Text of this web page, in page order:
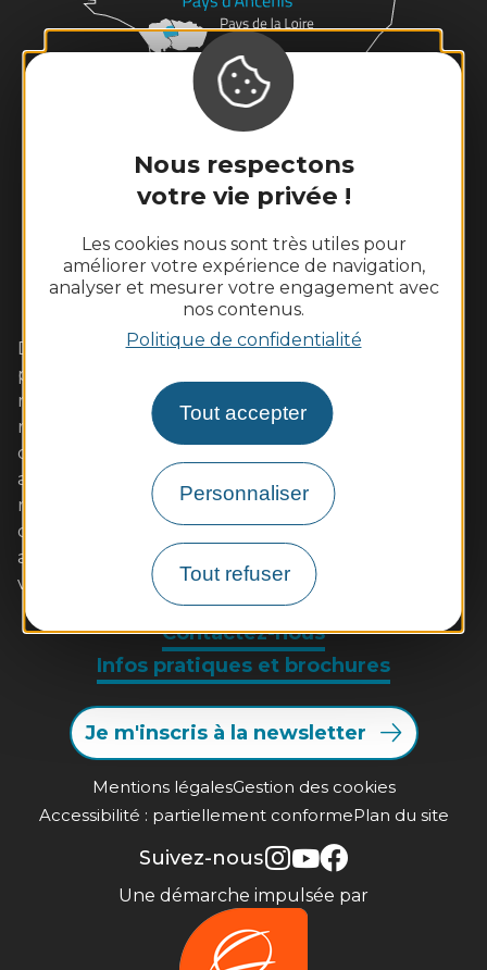
Nous respectons
votre vie privée !
Les cookies nous sont très utiles pour
améliorer votre expérience de navigation,
analyser et mesurer votre engagement avec
nos contenus.
Politique de confidentialité
Tout accepter
Personnaliser
Tout refuser
Dans cet écrin de Loire sauvage aux coteaux
plantés de vignes, vivez pleinement un week-end
romantique avec votre amoureux. Les familles s'y
retrouveront également avec plaisir autour
d'activités de pleine nature ou des visites adaptées
aux enfants. Les gourmands tout autant dans nos
restaurants de qualité aux saveurs locales (poulet
d'Ancenis, poisson de Loire, beurre blanc...)
accompagnées de vins AOC. Muscadet et malvoisie
vous séduiront à coup sûr. A très bientôt !
Contactez-nous
Infos pratiques et brochures
Je m'inscris à la newsletter
Mentions légalesGestion des cookies
Accessibilité : partiellement conformePlan du site
Suivez-nous
Une démarche impulsée par